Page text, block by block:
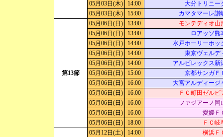
05月03日(木)
14:00
大分トリニー
05月03日(木)
15:00 カマタマーレ讃
第13節
05月06日(日) 13:00
モンテディオ山
05月06日(日)
13:00
ロアッソ熊
05月06日(日)
14:00
水戸ホーリーホッ
05月06日(日)
14:00
東京ヴェルデ
05月06日(日)
14:00
アルビレックス新
05月06日(日)
15:00
京都サンガＦ
05月06日(日)
16:00
大宮アルディージ
05月06日(日)
16:00
ＦＣ町田ゼルビ
05月06日(日)
16:00
ファジアーノ岡
05月06日(日)
16:00
愛媛Ｆ
05月06日(日)
18:00 ＦＣ岐
05月12日(土) 14:00
横浜Ｆ